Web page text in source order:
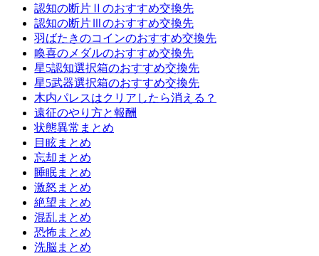
認知の断片Ⅱのおすすめ交換先
認知の断片Ⅲのおすすめ交換先
羽ばたきのコインのおすすめ交換先
喚喜のメダルのおすすめ交換先
星5認知選択箱のおすすめ交換先
星5武器選択箱のおすすめ交換先
木内パレスはクリアしたら消える？
遠征のやり方と報酬
状態異常まとめ
目眩まとめ
忘却まとめ
睡眠まとめ
激怒まとめ
絶望まとめ
混乱まとめ
恐怖まとめ
洗脳まとめ